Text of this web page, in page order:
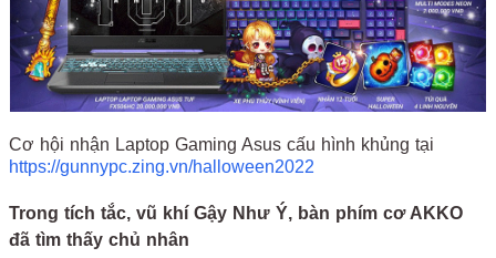
Cơ hội nhận Laptop Gaming Asus cấu hình khủng tại
https://gunnypc.zing.vn/halloween2022
Trong tích tắc, vũ khí Gậy Như Ý, bàn phím cơ AKKO
đã tìm thấy chủ nhân